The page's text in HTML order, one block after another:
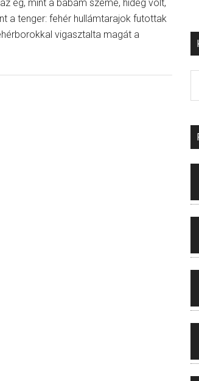
ég, mint a babám szeme, hideg volt,
a tenger: fehér hullámtarajok futottak
vigasztalta magát a